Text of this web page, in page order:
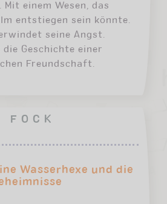
Mit einem Wesen, das
entstiegen sein könnte.
seine Angst.
Geschichte einer
Freundschaft.
FOCK
Wasserhexe und die